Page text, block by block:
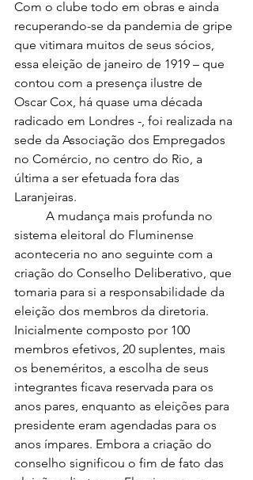
Com o clube todo em obras e ainda
recuperando-se da pandemia de gripe
que vitimara muitos de seus sócios,
essa eleição de janeiro de 1919 – que
contou com a presença ilustre de
Oscar Cox, há quase uma década
radicado em Londres -, foi realizada na
sede da Associação dos Empregados
no Comércio, no centro do Rio, a
última a ser efetuada fora das
Laranjeiras.
sistema eleitoral do Fluminense
aconteceria no ano seguinte com a
criação do Conselho Deliberativo, que
tomaria para si a responsabilidade da
eleição dos membros da diretoria.
Inicialmente composto por 100
membros efetivos, 20 suplentes, mais
os beneméritos, a escolha de seus
integrantes ficava reservada para os
anos pares, enquanto as eleições para
presidente eram agendadas para os
anos ímpares. Embora a criação do
conselho significou o fim de fato das